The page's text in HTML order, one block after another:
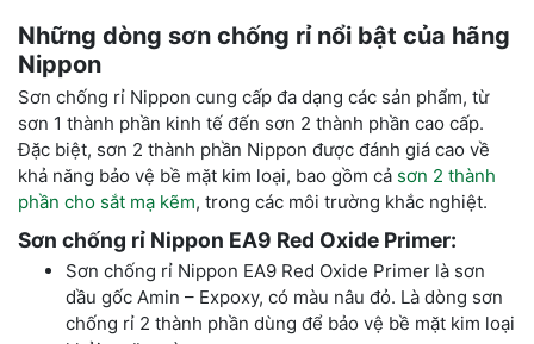
Những dòng sơn chống rỉ nổi bật của hãng
Nippon
Sơn chống rỉ Nippon cung cấp đa dạng các sản phẩm, từ
sơn 1 thành phần kinh tế đến sơn 2 thành phần cao cấp.
Đặc biệt, sơn 2 thành phần Nippon được đánh giá cao về
khả năng bảo vệ bề mặt kim loại, bao gồm cả sơn 2 thành
phần cho sắt mạ kẽm, trong các môi trường khắc nghiệt.
Sơn chống rỉ Nippon EA9 Red Oxide Primer:
Sơn chống rỉ Nippon EA9 Red Oxide Primer là sơn
dầu gốc Amin – Expoxy, có màu nâu đỏ. Là dòng sơn
chống rỉ 2 thành phần dùng để bảo vệ bề mặt kim loại